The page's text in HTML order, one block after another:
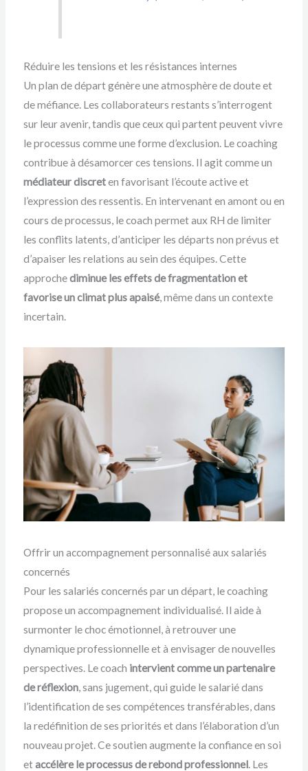
Réduire les tensions et les résistances internes
Un plan de départ génère une atmosphère de doute et
de méfiance. Les collaborateurs restants s’interrogent
sur leur avenir, tandis que ceux qui partent peuvent vivre
le processus comme une forme d’exclusion. Le coaching
contribue à désamorcer ces tensions. Il agit comme un
médiateur discreten favorisant l’écoute active et
l’expression des ressentis. En intervenant en amont ou en
cours de processus, le coach permet aux RH de limiter
les conflits latents, d’anticiper les départs non prévus et
d’apaiser les relations au sein des équipes. Cette
approchediminue les effets de fragmentation et
favorise un climat plus apaisé, même dans un contexte
incertain.
Offrir un accompagnement personnalisé aux salariés
concernés
Pour les salariés concernés par un départ, le coaching
propose un accompagnement individualisé. Il aide à
surmonter le choc émotionnel, à retrouver une
dynamique professionnelle et à envisager de nouvelles
perspectives. Le coach intervient comme un partenaire
de réflexion, sans jugement, qui guide le salarié dans
l’identification de ses compétences transférables, dans
la redéfinition de ses priorités et dans l’élaboration d’un
nouveau projet. Ce soutien augmente la confiance en soi
etaccélère le processus de rebond professionnel. Les